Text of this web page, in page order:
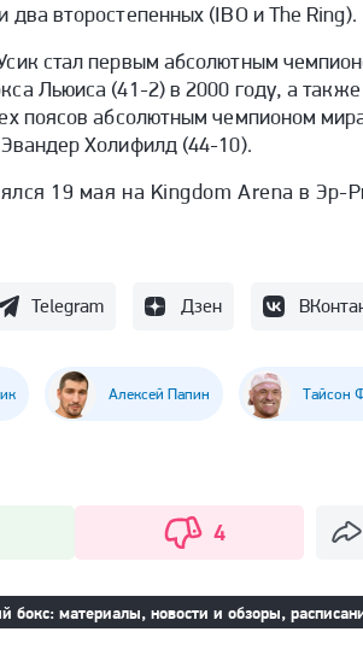
два второстепенных (IBO и The Ring).
стал первым абсолютным
Льюиса (41-2) в 2000 году, а
поясов абсолютным чемпионом
Холифилд (44-10).
19 мая на Kingdom Arena в Эр-
Telegram Дзен
Алексей Папин Тайсон
4
бокс: материалы, новости и обзоры,